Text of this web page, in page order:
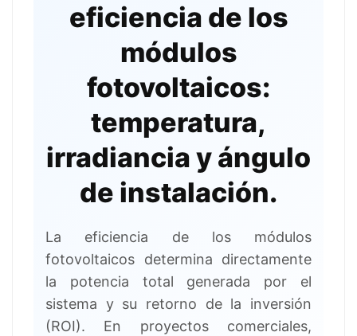
eficiencia de los
módulos
fotovoltaicos:
temperatura,
irradiancia y ángulo
de instalación.
La eficiencia de los módulos
fotovoltaicos determina directamente
la potencia total generada por el
sistema y su retorno de la inversión
(ROI). En proyectos comerciales,